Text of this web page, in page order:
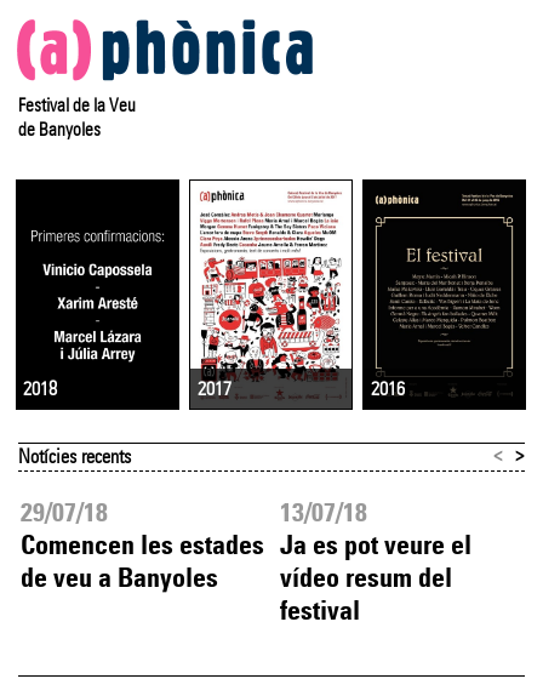
Festival de la Veu
de Banyoles
2018 2017 2016
Notícies recents
29/07/18
Comencen les estades
de veu a Banyoles
13/07/18
Ja es pot veure el
vídeo resum del
festival
< >